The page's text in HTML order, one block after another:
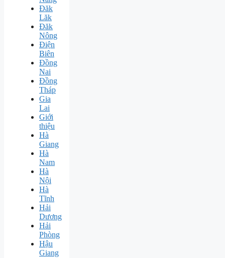
Đăk
Lăk
Đăk
Nông
Điện
Biên
Đồng
Nai
Đồng
Tháp
Gia
Lai
Giới
thiệu
Hà
Giang
Hà
Nam
Hà
Nội
Hà
Tĩnh
Hải
Dương
Hải
Phòng
Hậu
Giang